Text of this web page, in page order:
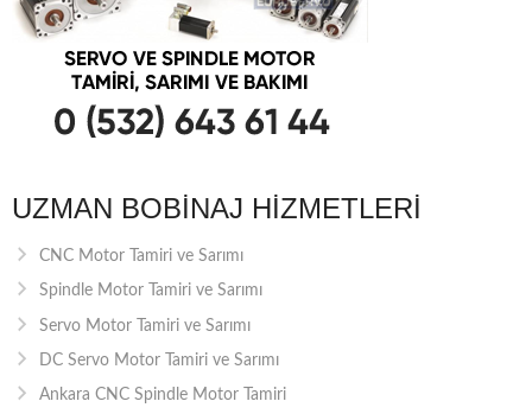
UZMAN BOBINAJ HIZMETLERI
CNC Motor Tamiri ve Sarımı
Spindle Motor Tamiri ve Sarımı
Servo Motor Tamiri ve Sarımı
DC Servo Motor Tamiri ve Sarımı
Ankara CNC Spindle Motor Tamiri